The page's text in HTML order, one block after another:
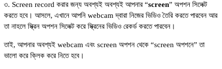
৩. Screen record করার জন্য অবশ্যই অবশ্যই আপনার “screen” অপশন সিলেক্ট
করতে হবে। আসলে, এখানে আপনি webcam দ্বারা নিজের ভিডিও তৈরি করতে পারবেন আর
তা নাহলে স্ক্রিন অপশন সিলেক্ট করে স্ক্রিনের ভিডিও রেকর্ড করতে পারবেন।
তাই, আপনার অবশ্যই webcam এবং screen অপশন থেকে “screen অপশনে” তা
ভালো করে ক্লিক করে নিতে হবে।